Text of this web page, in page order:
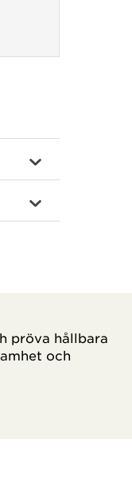
pröva hållbara
och